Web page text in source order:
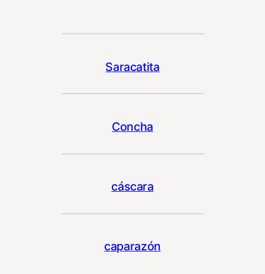
Saracatita
Concha
cáscara
caparazón